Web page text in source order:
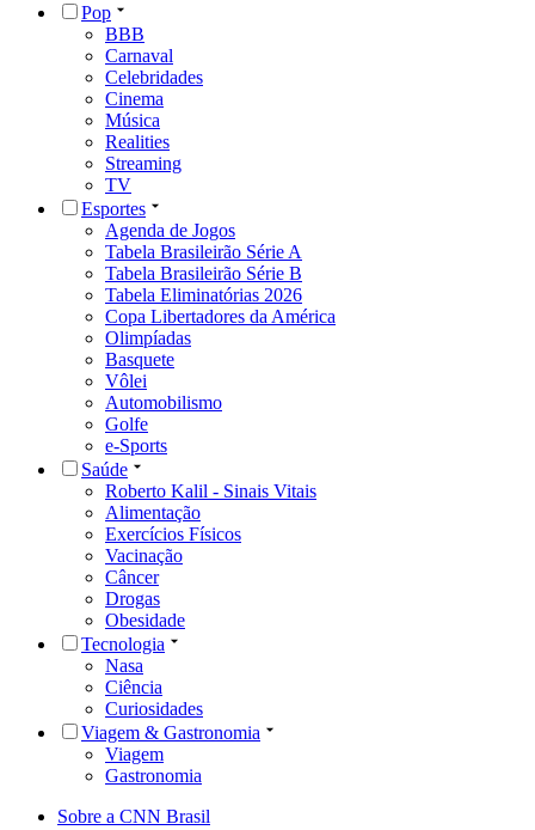
Pop
BBB
Carnaval
Celebridades
Cinema
Música
Realities
Streaming
TV
Esportes
Agenda de Jogos
Tabela Brasileirão Série A
Tabela Brasileirão Série B
Tabela Eliminatórias 2026
Copa Libertadores da América
Olimpíadas
Basquete
Vôlei
Automobilismo
Golfe
e-Sports
Saúde
Roberto Kalil - Sinais Vitais
Alimentação
Exercícios Físicos
Vacinação
Câncer
Drogas
Obesidade
Tecnologia
Nasa
Ciência
Curiosidades
Viagem & Gastronomia
Viagem
Gastronomia
Sobre a CNN Brasil